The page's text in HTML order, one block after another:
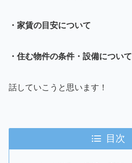
・家賃の目安について
・住む物件の条件・設備について
話していこうと思います！
目次